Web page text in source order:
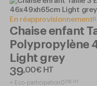
En réapprovisionnement
Chaise enfant
Polypropylène
Light grey
39,00€ HT
+ Eco-participation0 15€ HT